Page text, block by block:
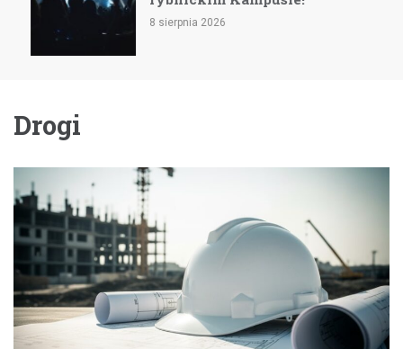
8 sierpnia 2026
Drogi